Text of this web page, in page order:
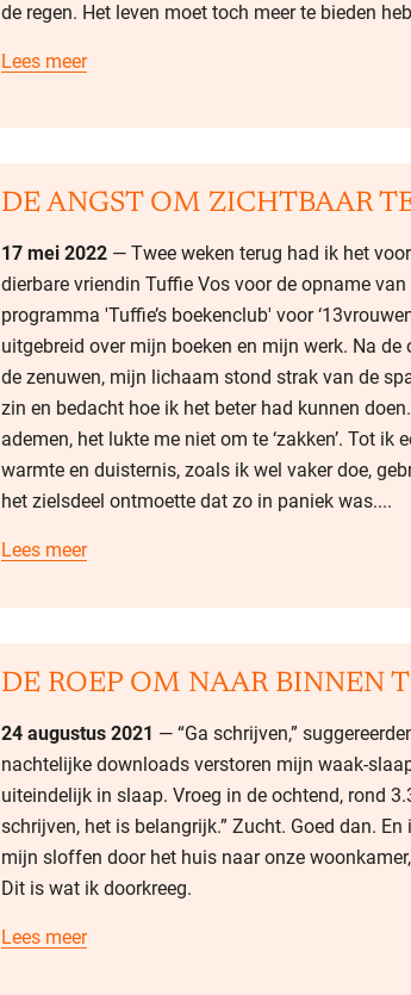
de regen. Het leven moet toch meer te bieden
Lees meer
DE ANGST OM ZICHTBAAR
17 mei 2022— Twee weken terug had ik het
dierbare vriendin Tuffie Vos voor de opname
programma 'Tuffie’s boekenclub' voor
uitgebreid over mijn boeken en mijn werk. Na
de zenuwen, mijn lichaam stond strak van de
zin en bedacht hoe ik het beter had kunnen
ademen, het lukte me niet om te ‘zakken’. Tot
warmte en duisternis, zoals ik wel vaker doe,
het zielsdeel ontmoette dat zo in paniek was....
Lees meer
DE ROEP OM NAAR BINNEN
24 augustus 2021 — “Ga schrijven,”
nachtelijke downloads verstoren mijn waak-
uiteindelijk in slaap. Vroeg in de ochtend, rond
schrijven, het is belangrijk.” Zucht. Goed dan.
mijn sloffen door het huis naar onze
Dit is wat ik doorkreeg.
Lees meer